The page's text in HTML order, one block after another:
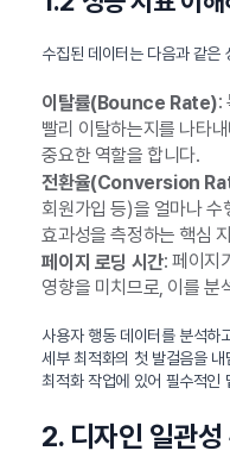
수집된 데이터는 다음과 같은
이탈률(Bounce Rate):
빨리 이탈하는지를 나타
중요한 역할을 합니다.
전환율(Conversion
회원가입 등)을 얼마나 수
효과성을 측정하는 핵심
페이지 로딩 시간: 페이지
영향을 미치므로, 이를 분
사용자 행동 데이터를 분석하
세부 최적화의 첫 발걸음을
최적화 작업에 있어 필수적인
2. 디자인 일관